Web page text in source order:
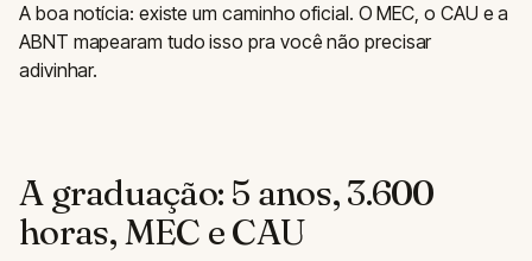
A boa notícia: existe um caminho oficial. O MEC, o CAU e a
ABNT mapearam tudo isso pra você não precisar
adivinhar.
A graduação: 5 anos, 3.600
horas, MEC e CAU